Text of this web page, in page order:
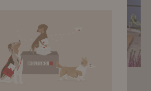
Steppjacke Cosy